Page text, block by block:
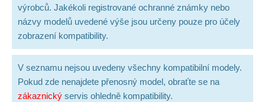
výrobců. Jakékoli registrované ochranné známky nebo
názvy modelů uvedené výše jsou určeny pouze pro účely
zobrazení kompatibility.
V seznamu nejsou uvedeny všechny kompatibilní modely.
Pokud zde nenajdete přenosný model, obraťte se na
zákaznický servis ohledně kompatibility.